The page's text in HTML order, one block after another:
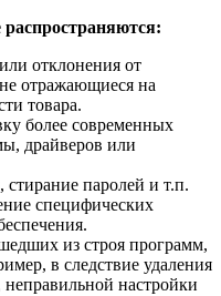
распространяются:
отклонения от
отражающиеся на
товара.
более современных
драйверов или
паролей и т.п.
специфических
из строя программ,
в следствие удаления
настройки